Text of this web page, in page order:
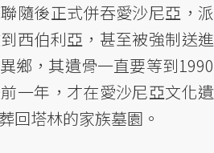
隨後正式併吞愛沙尼亞，派
西伯利亞，甚至被強制送進
鄉，其遺骨一直要等到1990
一年，才在愛沙尼亞文化遺
回塔林的家族墓園。